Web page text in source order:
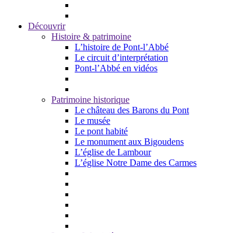
Découvrir
Histoire & patrimoine
L’histoire de Pont-l’Abbé
Le circuit d’interprétation
Pont-l’Abbé en vidéos
Patrimoine historique
Le château des Barons du Pont
Le musée
Le pont habité
Le monument aux Bigoudens
L’église de Lambour
L’église Notre Dame des Carmes